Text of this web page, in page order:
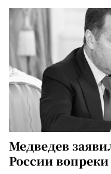
Медведев
России